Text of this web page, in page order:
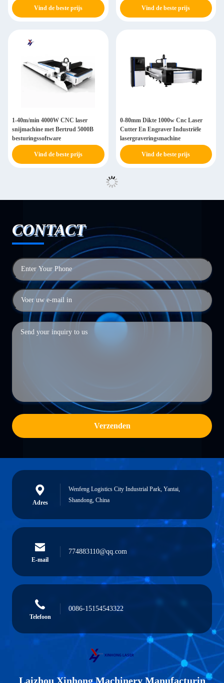
Vind de beste prijs Vind de beste prijs
1-40m/min 4000W CNC laser
snijmachine met Bertrud 5000B
besturingssoftware
Vind de beste prijs
0-80mm Dikte 1000w Cnc Laser
Cutter En Engraver Industriële
lasergraveringsmachine
Vind de beste prijs
CONTACT
Verzenden
Adres
Wenfeng Logistics City Industrial Park, Yantai,
Shandong, China
E-mail
774883110@qq.com
Telefoon
0086-15154543322
Laizhou Xinhong Machinery Manufacturin